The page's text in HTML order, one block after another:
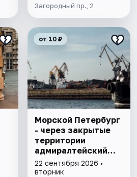
Загородный пр., 2
от 10 ₽
Морской Петербург
- через закрытые
территории
адмиралтейский
верфей
22 сентября 2026 •
вторник